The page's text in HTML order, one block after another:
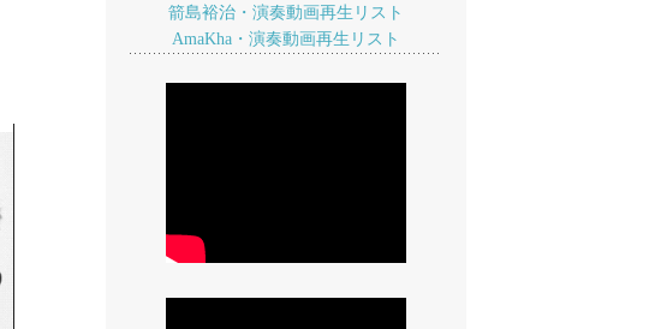
箭島裕治・演奏動画再生リスト
AmaKha・演奏動画再生リスト